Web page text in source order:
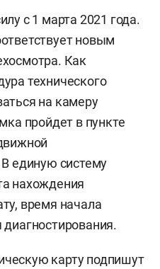
с 1 марта 2021 года.
новым
Как
технического
на камеру
пройдет в пункте
единую систему
нахождения
время начала
карту подпишут